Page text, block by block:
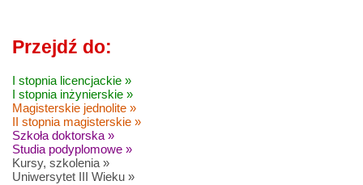
Przejdź do:
I stopnia licencjackie »
I stopnia inżynierskie »
Magisterskie jednolite »
II stopnia magisterskie »
Szkoła doktorska »
Studia podyplomowe »
Kursy, szkolenia »
Uniwersytet III Wieku »